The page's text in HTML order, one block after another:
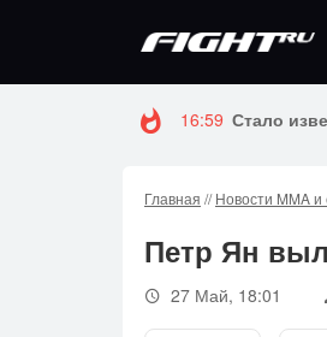
16:59 Стало
Главная //Новости MMA
Петр Ян
27 Май, 18:01